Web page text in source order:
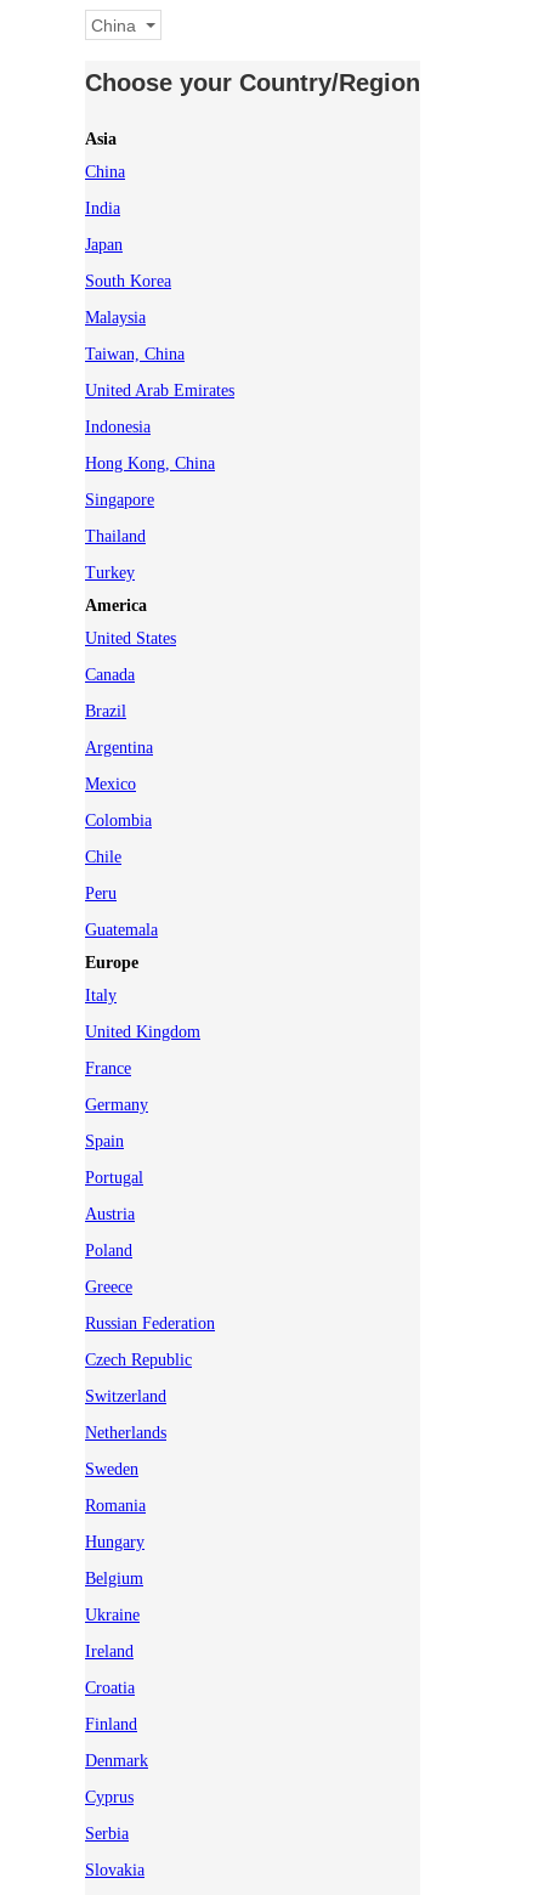
China
Choose your Country/Region
Asia
China
India
Japan
South Korea
Malaysia
Taiwan, China
United Arab Emirates
Indonesia
Hong Kong, China
Singapore
Thailand
Turkey
America
United States
Canada
Brazil
Argentina
Mexico
Colombia
Chile
Peru
Guatemala
Europe
Italy
United Kingdom
France
Germany
Spain
Portugal
Austria
Poland
Greece
Russian Federation
Czech Republic
Switzerland
Netherlands
Sweden
Romania
Hungary
Belgium
Ukraine
Ireland
Croatia
Finland
Denmark
Cyprus
Serbia
Slovakia